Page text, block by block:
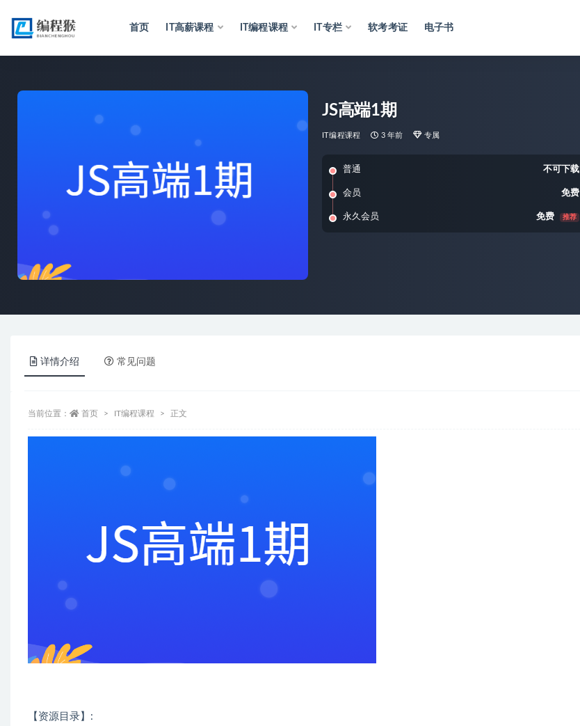
首页 IT高薪课程 IT编程课程 IT专栏 软考考证 电子书
JS高端1期
IT编程课程 3 年前 专属
普通 不可下载
会员 免费
永久会员 免费 推荐
详情介绍 常见问题
当前位置： 首页 IT编程课程 正文
【资源目录】: